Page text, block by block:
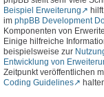
Beispiel Erweiterung
im phpBB Development
Komponenten von
Einige hilfreiche
beispielsweise zur
Entwicklung von
Zeitpunkt veröffentlichen
Coding Guidelines